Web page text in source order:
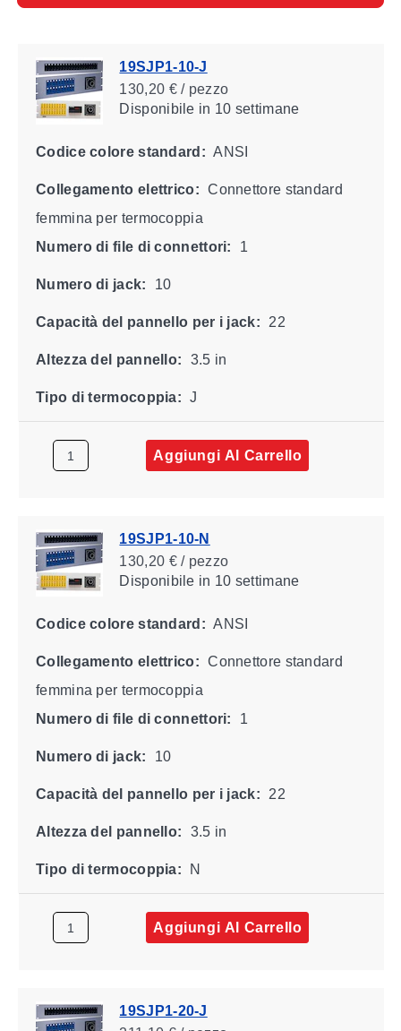
19SJP1-10-J
130,20 € / pezzo
Disponibile in 10 settimane
Codice colore standard: ANSI
Collegamento elettrico: Connettore standard
femmina per termocoppia
Numero di file di connettori:
1
Numero di jack: 10
Capacità del pannello per i jack: 22
Altezza del pannello: 3.5 in
Tipo di termocoppia: J
Aggiungi Al Carrello
19SJP1-10-N
130,20 € / pezzo
Disponibile in 10 settimane
Codice colore standard: ANSI
Collegamento elettrico: Connettore standard
femmina per termocoppia
Numero di file di connettori:
1
Numero di jack: 10
Capacità del pannello per i jack: 22
Altezza del pannello: 3.5 in
Tipo di termocoppia: N
Aggiungi Al Carrello
19SJP1-20-J